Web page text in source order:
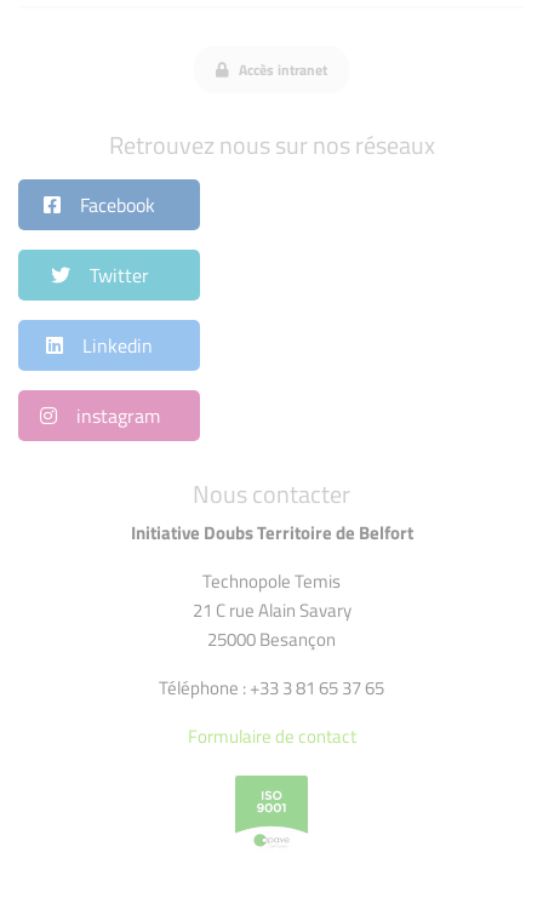
Nous contacter
Initiative Doubs Territoire de Belfort
Technopole Temis
21 C rue Alain Savary
25000 Besançon
Téléphone : +33 3 81 65 37 65
Formulaire de contact
Accès intranet
Retrouvez nous sur nos réseaux
Facebook
Twitter
Linkedin
instagram